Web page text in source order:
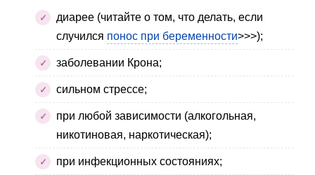
диарее (читайте о том, что делать, если
случился понос при беременности>>>);
заболевании Крона;
сильном стрессе;
при любой зависимости (алкогольная,
никотиновая, наркотическая);
при инфекционных состояниях;